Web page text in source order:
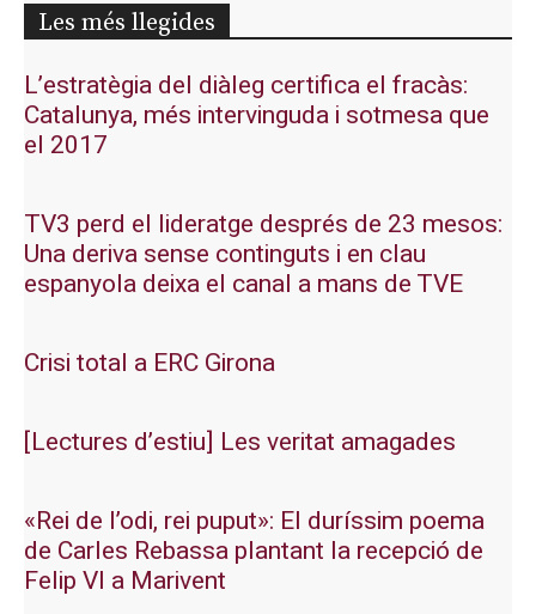
Les més llegides
L’estratègia del diàleg certifica el fracàs:
Catalunya, més intervinguda i sotmesa que
el 2017
TV3 perd el lideratge després de 23 mesos:
Una deriva sense continguts i en clau
espanyola deixa el canal a mans de TVE
Crisi total a ERC Girona
[Lectures d’estiu] Les veritat amagades
«Rei de l’odi, rei puput»: El duríssim poema
de Carles Rebassa plantant la recepció de
Felip VI a Marivent